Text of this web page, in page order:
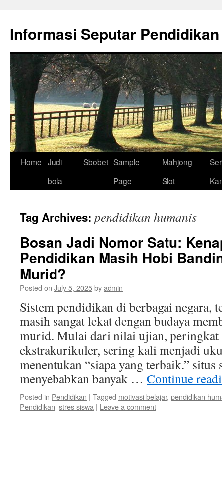
content
Informasi Seputar Pendidikan
Home Judi
bola
Sbobet Sample
Page
Mahjong
Slot
Tag Archives: pendidikan humanis
Bosan Jadi Nomor Satu:
Pendidikan Masih Hobi
Murid?
Posted on July 5, 2025byadmin
Sistem pendidikan di berbagai negara,
masih sangat lekat dengan budaya
murid. Mulai dari nilai ujian, peringkat
ekstrakurikuler, sering kali menjadi
menentukan “siapa yang terbaik.”
menyebabkan banyak … Continue
Posted in Pendidikan | Tagged motivasi belajar, pendidikan
Pendidikan, stres siswa | Leave a comment